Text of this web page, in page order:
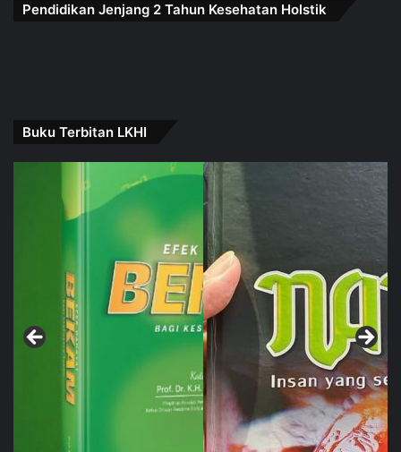
Pendidikan Jenjang 2 Tahun Kesehatan Holstik
Buku Terbitan LKHI